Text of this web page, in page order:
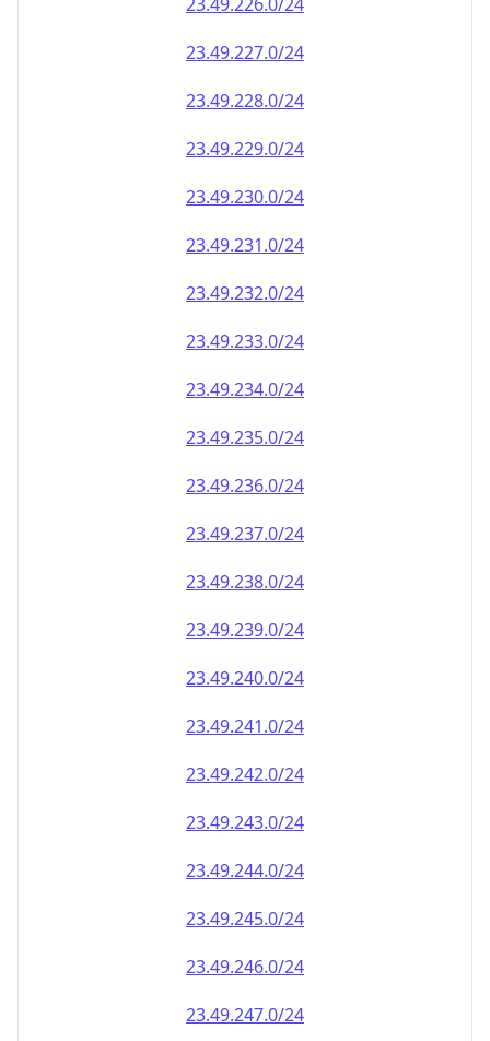
23.49.232.0/24
23.49.233.0/24
23.49.234.0/24
23.49.235.0/24
23.49.236.0/24
23.49.237.0/24
23.49.238.0/24
23.49.239.0/24
23.49.240.0/24
23.49.241.0/24
23.49.242.0/24
23.49.243.0/24
23.49.244.0/24
23.49.245.0/24
23.49.246.0/24
23.49.247.0/24
23.49.248.0/24
23.49.249.0/24
23.49.250.0/24
23.49.251.0/24
23.49.252.0/24
23.49.253.0/24